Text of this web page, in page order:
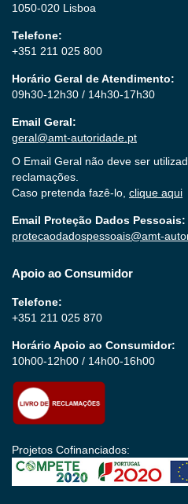
1050-020 Lisboa
Telefone:
+351 211 025 800
Horário Geral de Atendimento:
09h30-12h30 / 14h30-17h30
Email Geral:
geral@amt-autoridade.pt
O Email Geral não deve ser
reclamações.
Caso pretenda fazê-lo, clique aqui
Email Proteção Dados Pessoais:
protecaodadospessoais@amt-
Apoio ao Consumidor
Telefone:
+351 211 025 870
Horário Apoio ao Consumidor:
10h00-12h00 / 14h00-16h00
Projetos Cofinanciados: